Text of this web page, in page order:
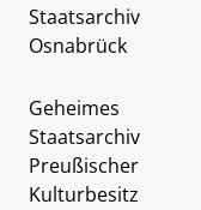
Staatsarchiv
Osnabrück
Geheimes
Staatsarchiv
Preußischer
Kulturbesitz